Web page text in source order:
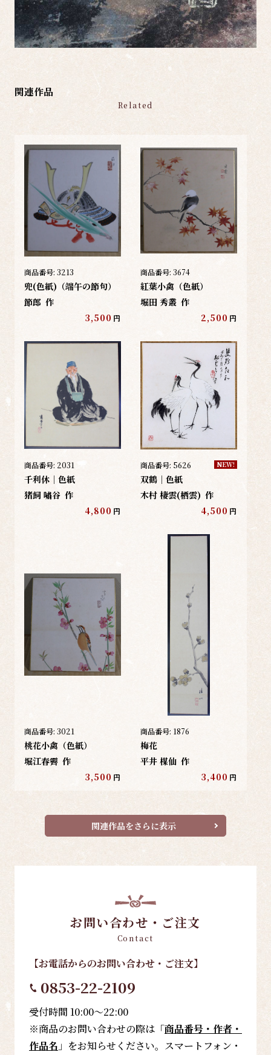
関連作品
Related
商品番号: 3213
兜(色紙)（端午の節句）
節郎 作
3,500 円
商品番号: 3674
紅葉小禽（色紙）
堀田 秀叢 作
2,500 円
商品番号: 2031
千利休｜色紙
猪飼 嘯谷 作
4,800 円
商品番号: 5626 NEW!
双鶴｜色紙
木村 棲雲(栖雲) 作
4,500 円
商品番号: 3021
桃花小禽（色紙）
堀江春霽 作
3,500 円
商品番号: 1876
梅花
平井 楳仙 作
3,400 円
関連作品をさらに表示
お問い合わせ・ご注文
Contact
【お電話からのお問い合わせ・ご注文】
0853-22-2109
受付時間 10:00～22:00
※商品のお問い合わせの際は「商品番号・作者・
作品名 」をお知らせください。スマートフォン・